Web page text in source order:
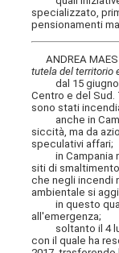
specializzato,
pensionamenti
ANDREA
tutela del territorio
dal 15 giugno
Centro e del Sud.
sono stati
anche in
siccità, ma da
speculativi affari;
in Campania
siti di
che negli incendi
ambientale si
in questo
all'emergenza;
soltanto il 4
con il quale ha